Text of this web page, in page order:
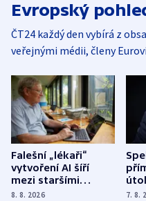
Evropský
ČT24 každý den vybírá z
veřejnými médii, členy
Falešní „lékaři“
vytvoření AI šíří
mezi staršími
Poláky nebezpečné
8. 8. 2026 7. 8.